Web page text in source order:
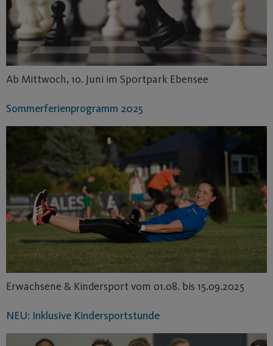
Ab Mittwoch, 10. Juni im Sportpark Ebensee
Sommerferienprogramm 2025
Erwachsene & Kindersport vom 01.08. bis 15.09.2025
NEU: Inklusive Kindersportstunde